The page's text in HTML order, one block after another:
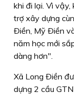
khi đi lại. Vì
trợ xây dựng
Ðiền, Mỹ Ðiền
năm học mới
dàng hơn".
Xã Long Ðiền
dựng 2 cầu